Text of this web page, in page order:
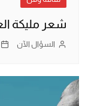
شعر مليكة
السؤال الآن